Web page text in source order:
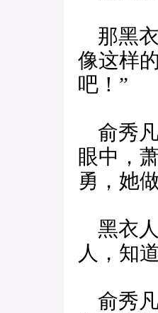
那黑衣
像这样
吧！”
俞秀凡
眼中，
勇，她
黑衣人
人，知
俞秀凡